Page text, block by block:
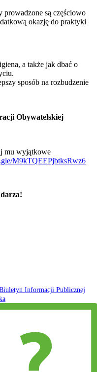
prowadzone są częściowo
okazję do praktyki
a także jak dbać o
sposób na rozbudzenie
Obywatelskiej
mu wyjątkowe
M9kTQEEPjbtksRwz6
Informacji Publicznej